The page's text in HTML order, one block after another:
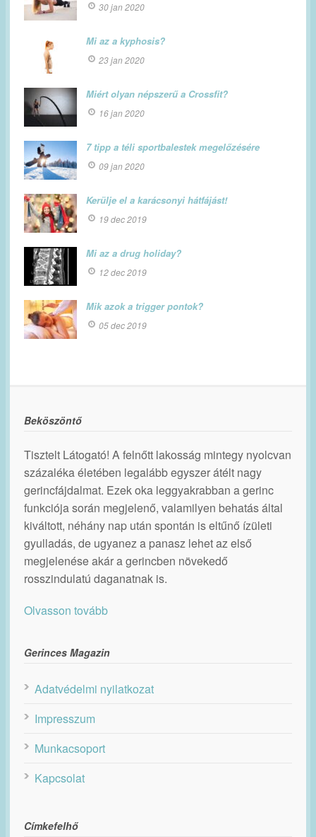
30 jan 2020
Mi az a kyphosis?
23 jan 2020
Miért olyan népszerű a Crossfit?
16 jan 2020
7 tipp a téli sportbalestek megelőzésére
09 jan 2020
Kerülje el a karácsonyi hátfájást!
19 dec 2019
Mi az a drug holiday?
12 dec 2019
Mik azok a trigger pontok?
05 dec 2019
Beköszöntő
Tisztelt Látogató! A felnőtt lakosság mintegy nyolcvan
százaléka életében legalább egyszer átélt nagy
gerincfájdalmat. Ezek oka leggyakrabban a gerinc
funkciója során megjelenő, valamilyen behatás által
kiváltott, néhány nap után spontán is eltűnő ízületi
gyulladás, de ugyanez a panasz lehet az első
megjelenése akár a gerincben növekedő
rosszindulatú daganatnak is.
Olvasson tovább
Gerinces Magazin
Adatvédelmi nyilatkozat
Impresszum
Munkacsoport
Kapcsolat
Címkefelhő